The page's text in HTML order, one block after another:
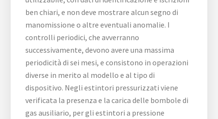
ben chiari, e non deve mostrare alcun segno di
manomissione o altre eventuali anomalie. I
controlli periodici, che avverranno
successivamente, devono avere una massima
periodicità di sei mesi, e consistono in operazioni
diverse in merito al modello e al tipo di
dispositivo. Negli estintori pressurizzati viene
verificata la presenza e la carica delle bombole di
gas ausiliario, per gli estintori a pressione